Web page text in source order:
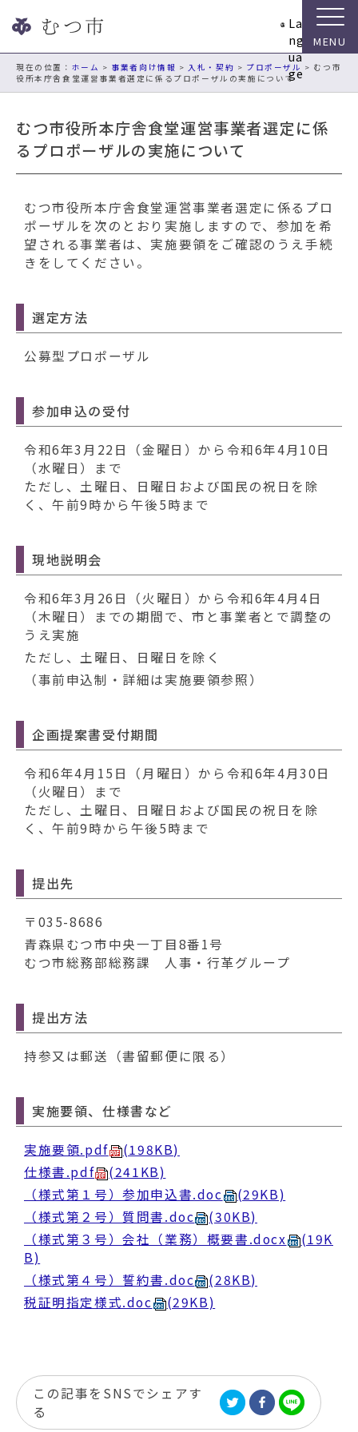
ビ
La
ng
ua
ge
現在の位置： ホーム > 事業者向け情報 > 入札・契約 > プロポーザル > むつ市
役所本庁舎食堂運営事業者選定に係るプロポーザルの実施について
むつ市役所本庁舎食堂運営事業者選定に係
るプロポーザルの実施について
むつ市役所本庁舎食堂運営事業者選定に係るプロ
ポーザルを次のとおり実施しますので、参加を希
望される事業者は、実施要領をご確認のうえ手続
きをしてください。
選定方法
公募型プロポーザル
参加申込の受付
令和6年3月22日（金曜日）から令和6年4月10日
（水曜日）まで
ただし、土曜日、日曜日および国民の祝日を除
く、午前9時から午後5時まで
現地説明会
令和6年3月26日（火曜日）から令和6年4月4日
（木曜日）までの期間で、市と事業者とで調整の
うえ実施
ただし、土曜日、日曜日を除く
（事前申込制・詳細は実施要領参照）
企画提案書受付期間
令和6年4月15日（月曜日）から令和6年4月30日
（火曜日）まで
ただし、土曜日、日曜日および国民の祝日を除
く、午前9時から午後5時まで
提出先
〒035-8686
青森県むつ市中央一丁目8番1号
むつ市総務部総務課 人事・行革グループ
提出方法
持参又は郵送（書留郵便に限る）
実施要領、仕様書など
実施要領.pdf
(198KB)
仕様書.pdf
(241KB)
（様式第１号）参加申込書.doc
(29KB)
（様式第２号）質問書.doc
(30KB)
（様式第３号）会社（業務）概要書.docx
(19K
B)
（様式第４号）誓約書.doc
(28KB)
税証明指定様式.doc
(29KB)
この記事をSNSでシェアす
る